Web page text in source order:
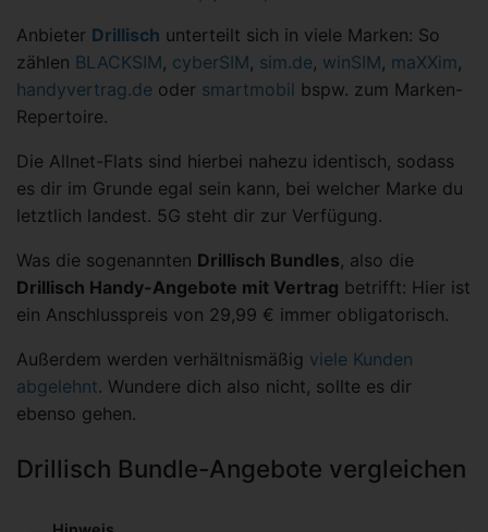
Anbieter Drillisch unterteilt sich in viele Marken: So
zählen BLACKSIM, cyberSIM, sim.de, winSIM, maXXim,
handyvertrag.de oder smartmobil bspw. zum Marken-
Repertoire.
Die Allnet-Flats sind hierbei nahezu identisch, sodass
es dir im Grunde egal sein kann, bei welcher Marke du
letztlich landest. 5G steht dir zur Verfügung.
Was die sogenannten Drillisch Bundles, also die
Drillisch Handy-Angebote mit Vertrag betrifft: Hier ist
ein Anschlusspreis von 29,99 € immer obligatorisch.
Außerdem werden verhältnismäßig viele Kunden
abgelehnt. Wundere dich also nicht, sollte es dir
ebenso gehen.
Drillisch Bundle-Angebote vergleichen